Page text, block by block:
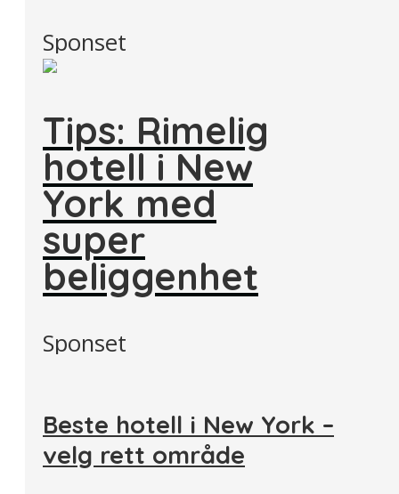
Sponset
Tips: Rimelig
hotell i New
York med
super
beliggenhet
Sponset
Beste hotell i New York –
velg rett område